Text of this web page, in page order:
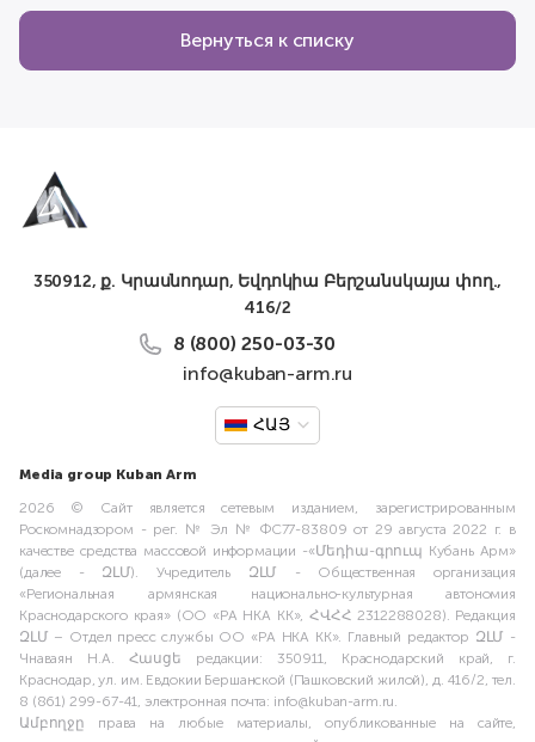
Вернуться к списку
350912, ք. Կրասնոդար, Եվդոկիա Բերշանսկայա փող.,
416/2
8 (800) 250-03-30
info@kuban-arm.ru
ՀԱՅ
Media group Kuban Arm
2026 © Сайт является сетевым изданием, зарегистрированным
Роскомнадзором - рег. № Эл № ФС77-83809 от 29 августа 2022 г. в
качестве средства массовой информации -«Մեդիա-գրուպ Кубань Арм»
(далее - ԶԼՄ). Учредитель ԶԼՄ - Общественная организация
«Региональная армянская национально-культурная автономия
Краснодарского края» (ОО «РА НКА КК», ՀՎՀՀ 2312288028). Редакция
ԶԼՄ – Отдел пресс службы ОО «РА НКА КК». Главный редактор ԶԼՄ -
Чнаваян Н.А. Հասցե редакции: 350911, Краснодарский край, г.
Краснодар, ул. им. Евдокии Бершанской (Пашковский жилой), д. 416/2, тел.
8 (861) 299-67-41, электронная почта: info@kuban-arm.ru.
Ամբողջը права на любые материалы, опубликованные на сайте,